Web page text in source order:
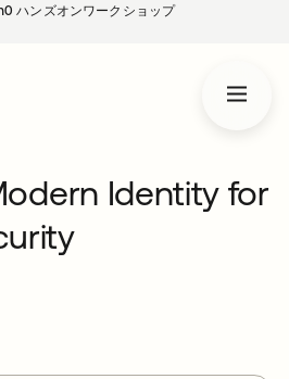
ハンズオンワークショップ
Identity for